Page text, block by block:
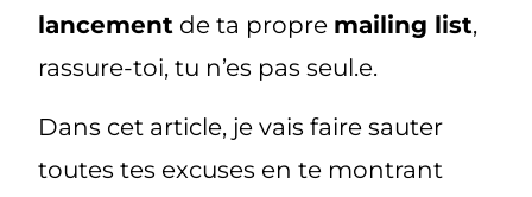
lancement de ta propre mailing list,
rassure-toi, tu n’es pas seul.e.
Dans cet article, je vais faire sauter
toutes tes excuses en te montrant